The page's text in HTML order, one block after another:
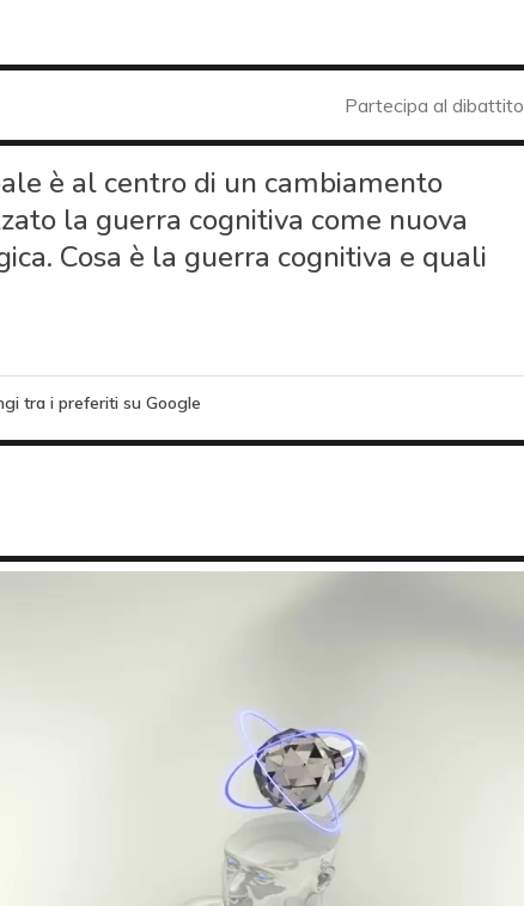
Partecipa al dibattito
è al centro di un cambiamento
la guerra cognitiva come nuova
Cosa è la guerra cognitiva e quali
tra i preferiti su Google